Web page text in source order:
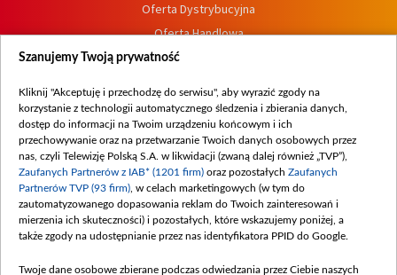
Oferta Dystrybucyjna
Oferta Handlowa
Dostępność
Procedura zgłoszeń wewnętrznych
Szanujemy Twoją prywatność
Kliknij "Akceptuję i przechodzę do serwisu", aby wyrazić zgody na
korzystanie z technologii automatycznego śledzenia i zbierania danych,
dostęp do informacji na Twoim urządzeniu końcowym i ich
przechowywanie oraz na przetwarzanie Twoich danych osobowych przez
nas, czyli Telewizję Polską S.A. w likwidacji (zwaną dalej również „TVP”),
Zaufanych Partnerów z IAB* (1201 firm) oraz pozostałych Zaufanych
Partnerów TVP (93 firm) , w celach marketingowych (w tym do
zautomatyzowanego dopasowania reklam do Twoich zainteresowań i
mierzenia ich skuteczności) i pozostałych, które wskazujemy poniżej, a
także zgody na udostępnianie przez nas identyfikatora PPID do Google.
Twoje dane osobowe zbierane podczas odwiedzania przez Ciebie naszych